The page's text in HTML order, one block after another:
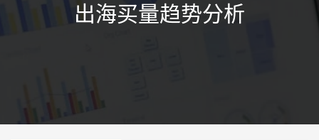
出海买量趋势分析